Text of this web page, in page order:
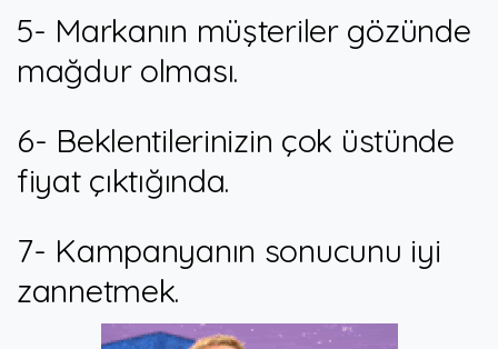
5- Markanın müşteriler gözünde
mağdur olması.
6- Beklentilerinizin çok üstünde
fiyat çıktığında.
7- Kampanyanın sonucunu iyi
zannetmek.